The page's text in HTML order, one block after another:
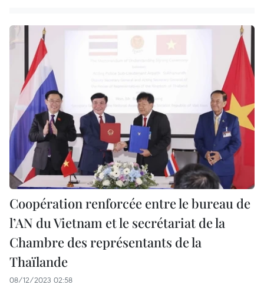
Coopération renforcée entre le bureau de
l’AN du Vietnam et le secrétariat de la
Chambre des représentants de la
Thaïlande
08/12/2023 02:58